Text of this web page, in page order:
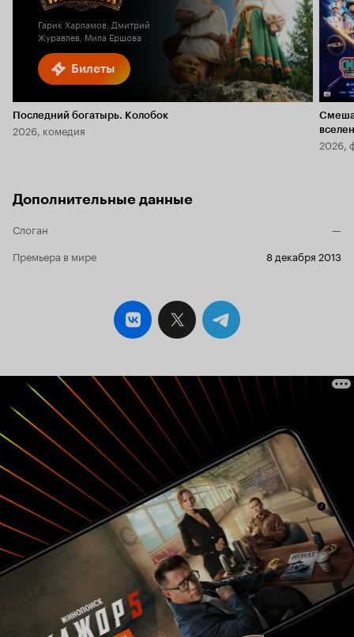
Билеты
Гарик Харламов, Дмитрий
Журавлев, Мила Ершова
Последний богатырь. Колобок
2026, комедия
2026,
Дополнительные данные
Слоган
—
Премьера в мире
8 декабря 2013